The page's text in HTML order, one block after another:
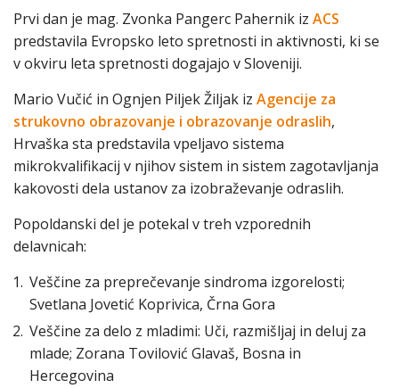
Prvi dan je mag. Zvonka Pangerc Pahernik iz ACS
predstavila Evropsko leto spretnosti in aktivnosti, ki se
v okviru leta spretnosti dogajajo v Sloveniji.
Mario Vučić in Ognjen Piljek Žiljak iz Agencije za
strukovno obrazovanje i obrazovanje odraslih,
Hrvaška sta predstavila vpeljavo sistema
mikrokvalifikacij v njihov sistem in sistem zagotavljanja
kakovosti dela ustanov za izobraževanje odraslih.
Popoldanski del je potekal v treh vzporednih
delavnicah:
Veščine za preprečevanje sindroma izgorelosti;
Svetlana Jovetić Koprivica, Črna Gora
Veščine za delo z mladimi: Uči, razmišljaj in deluj za
mlade; Zorana Tovilović Glavaš, Bosna in
Hercegovina